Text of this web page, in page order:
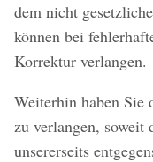
dem nicht
können bei
Korrektur verlangen.
Weiterhin haben Sie
zu verlangen, soweit
unsererseits